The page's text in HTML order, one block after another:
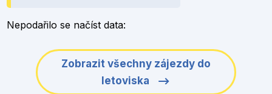
Nepodařilo se načíst data:
Zobrazit všechny zájezdy do
letoviska